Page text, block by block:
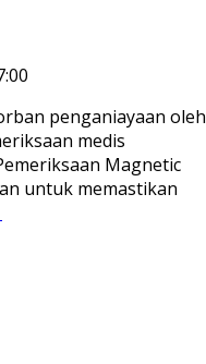
penganiayaan oleh
medis
Magnetic
untuk memastikan